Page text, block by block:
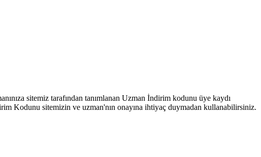
sitemiz tarafından tanımlanan Uzman İndirim kodunu üye kaydı
Kodunu sitemizin ve uzman'nın onayına ihtiyaç duymadan kullanabilirsiniz.